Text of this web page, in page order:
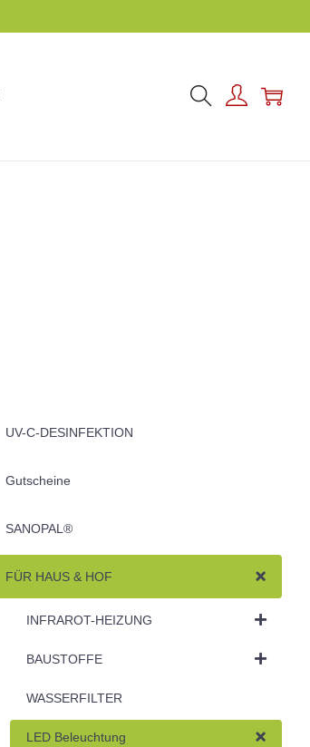
UV-C-DESINFEKTION
Gutscheine
SANOPAL®
FÜR HAUS & HOF
INFRAROT-HEIZUNG
BAUSTOFFE
WASSERFILTER
LED Beleuchtung